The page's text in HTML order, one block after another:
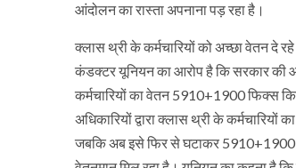
आंदोलन का रास्ता अपनाना पड़ रहा है।
क्लास थ्री के कर्मचारियों को अच्छा वेतन दे
कंडक्टर यूनियन का आरोप है कि सरकार की
कर्मचारियों का वेतन 5910+1900 फिक्स
अधिकारियों द्वारा क्लास थ्री के
जबकि अब इसे फिर से घटाकर 5910+1900